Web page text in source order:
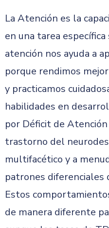
La Atención es la
en una tarea
atención nos ayuda a
porque rendimos
y practicamos
habilidades en
por Déficit de
trastorno del
multifacético y a
patrones diferenciales
Estos
de manera diferente